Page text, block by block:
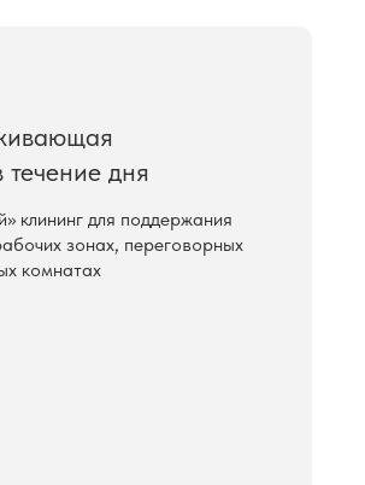
клининг для поддержания
зонах, переговорных
комнатах
течение дня